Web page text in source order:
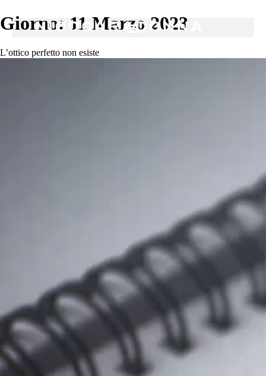
Giorno: 11 Marzo 2023
L’ottico perfetto non esiste